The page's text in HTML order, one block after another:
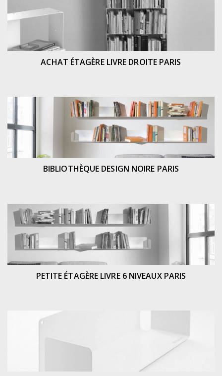
ACHAT ÉTAGÈRE LIVRE DROITE PARIS
BIBLIOTHÈQUE DESIGN NOIRE PARIS
PETITE ÉTAGÈRE LIVRE 6 NIVEAUX PARIS